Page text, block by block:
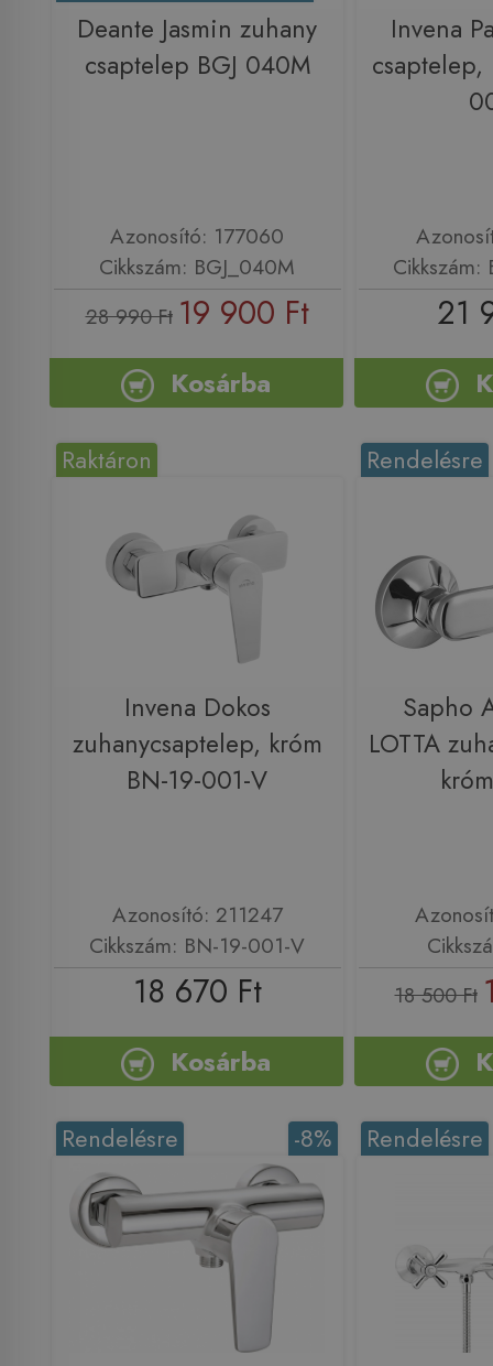
Deante Jasmin zuhany
csaptelep BGJ 040M
Azonosító: 177060
Cikkszám: BGJ_040M
28 990 Ft 19 900 Ft
Kosárba
Invena
21
Raktáron
Invena Dokos
zuhanycsaptelep, króm
BN-19-001-V
Azonosító: 211247
Cikkszám: BN-19-001-V
18 670 Ft
Kosárba
Rendelésre
Sapho
LOTTA
18 500 Ft
-8%
Rendelésre Rendelésre